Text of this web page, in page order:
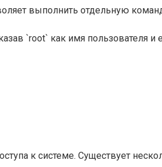
выполнить отдельную
`root` как имя пользователя и
к системе. Существует